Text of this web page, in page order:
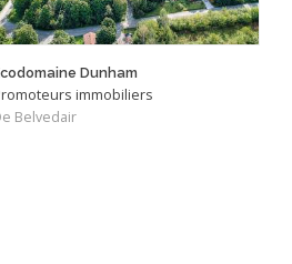
Dunham
immobiliers
Belvedair